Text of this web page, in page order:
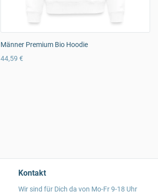
Männer Premium Bio Hoodie
44,59 €
Kontakt
Wir sind für Dich da von Mo-Fr 9-18 Uhr